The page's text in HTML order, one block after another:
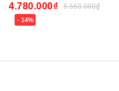
4.780.000₫ 5.560.000₫
- 14%